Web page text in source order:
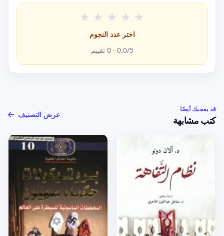
★ ★ ★ ★ ★
اختر عدد النجوم
0.0/5 ·
0 تقييم
قد يعجبك أيضًا
كتب مشابهة
عرض التصنيف